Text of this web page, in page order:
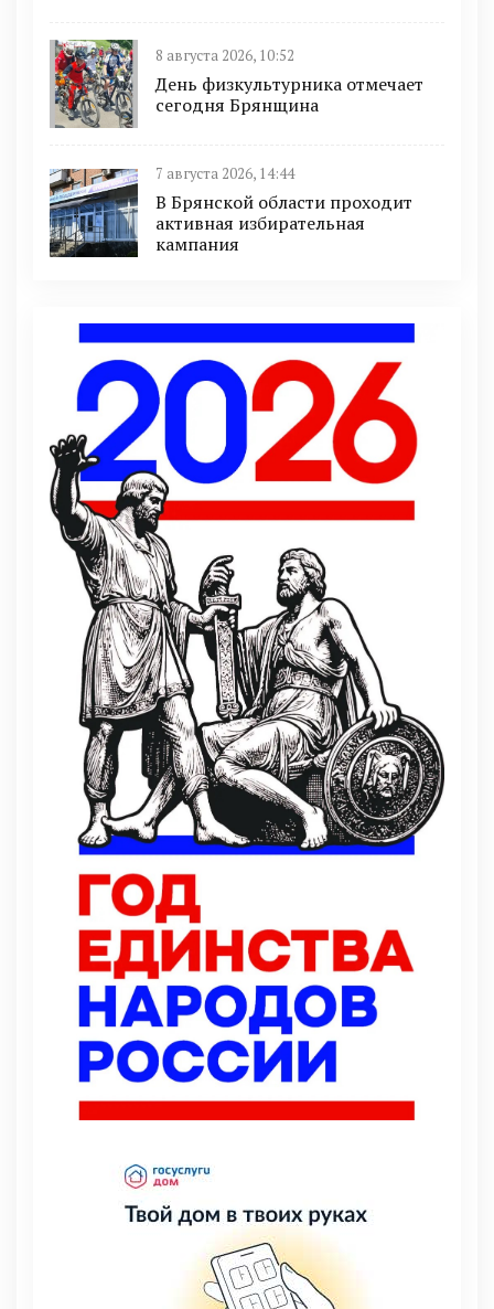
8 августа 2026, 10:52
День физкультурника отмечает
сегодня Брянщина
7 августа 2026, 14:44
В Брянской области проходит
активная избирательная
кампания